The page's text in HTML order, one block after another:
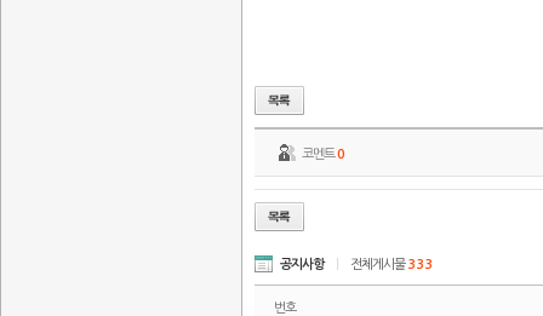
코멘트0
공지사항 전체게시물333
번호